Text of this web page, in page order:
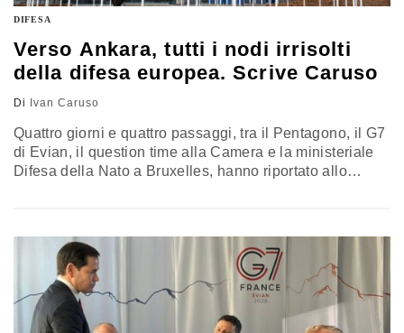
DIFESA
Verso Ankara, tutti i nodi irrisolti
della difesa europea. Scrive Caruso
Di Ivan Caruso
Quattro giorni e quattro passaggi, tra il Pentagono, il G7
di Evian, il question time alla Camera e la ministeriale
Difesa della Nato a Bruxelles, hanno riportato allo
trasformare l’autonomia strategica da formula politica a
capacità reale. L’analisi del generale Caruso,
consigliere militare della Sioi